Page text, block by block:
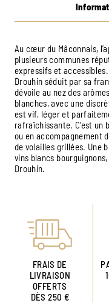
Au cœur du Mâconnais,
plusieurs communes
expressifs et
Drouhin séduit par sa
dévoile au nez des
blanches, avec une
est vif, léger et
rafraîchissante. C’est un
ou en accompagnement
de volailles grillées. Une
vins blancs
Drouhin.
FRAIS DE
LIVRAISON
OFFERTS
DÈS 250 €